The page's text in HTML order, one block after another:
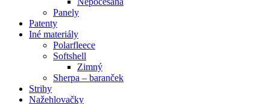
Panely
Patenty
Iné materiály
Polarfleece
Softshell
Zimný
Sherpa – baranček
Strihy
Nažehlovačky